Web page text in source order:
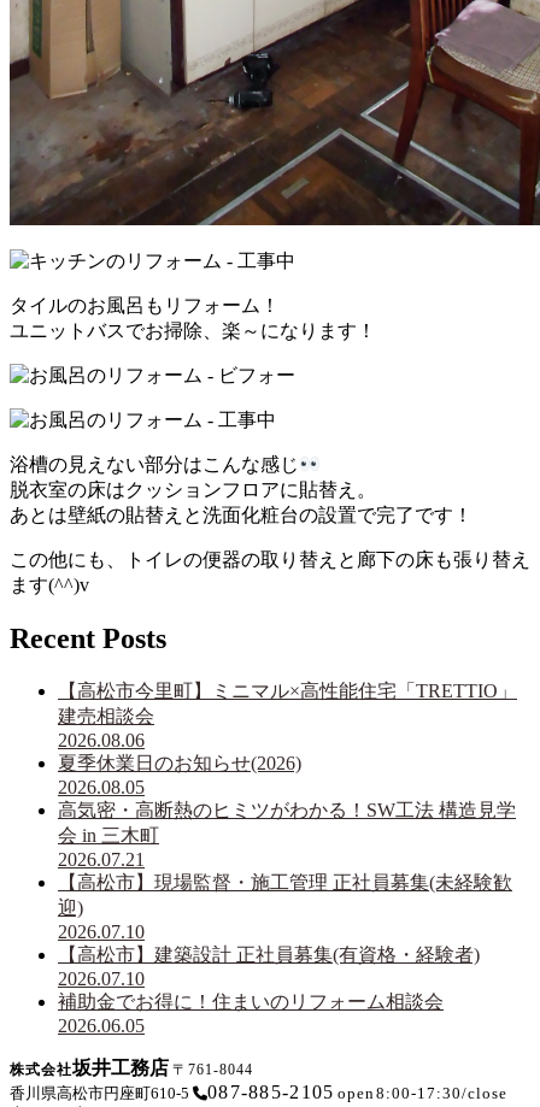
タイルのお風呂もリフォーム！
ユニットバスでお掃除、楽～になります！
浴槽の見えない部分はこんな感じ
脱衣室の床はクッションフロアに貼替え。
あとは壁紙の貼替えと洗面化粧台の設置で完了です！
この他にも、トイレの便器の取り替えと廊下の床も張り替え
ます(^^)v
Recent Posts
【高松市今里町】ミニマル×高性能住宅「TRETTIO」
建売相談会
2026.08.06
夏季休業日のお知らせ(2026)
2026.08.05
高気密・高断熱のヒミツがわかる！SW工法 構造見学
会 in 三木町
2026.07.21
【高松市】現場監督・施工管理 正社員募集(未経験歓
迎)
2026.07.10
【高松市】建築設計 正社員募集(有資格・経験者)
2026.07.10
補助金でお得に！住まいのリフォーム相談会
2026.06.05
株式会社坂井工務店 〒761-8044
香川県高松市円座町610-5 087-885-2105 open8:00-17:30/close